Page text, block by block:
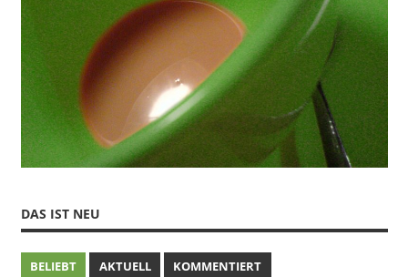
DAS IST NEU
BELIEBT AKTUELL KOMMENTIERT